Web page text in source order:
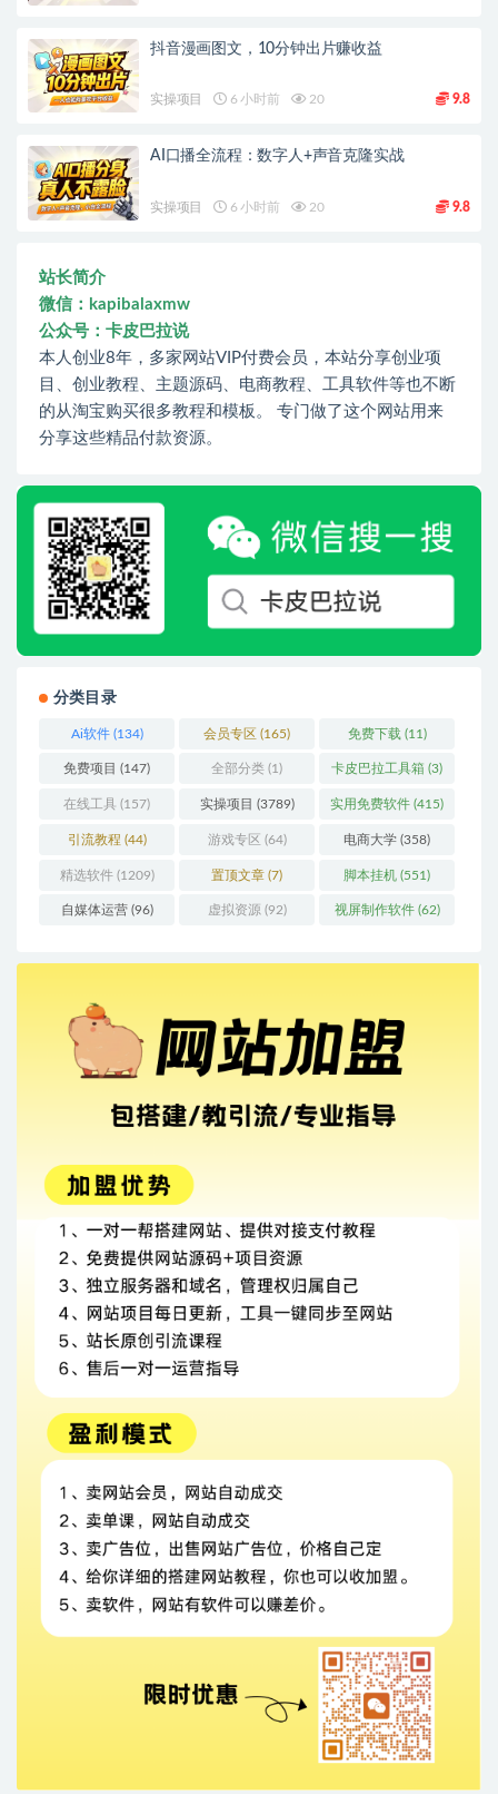
抖音漫画图文，10分钟出片赚收益
实操项目 6 小时前 20 9.8
AI口播全流程：数字人+声音克隆实战
实操项目 6 小时前 20 9.8
站长简介
微信：kapibalaxmw
公众号：卡皮巴拉说
本人创业8年，多家网站VIP付费会员，本站分享创业项
目、创业教程、主题源码、电商教程、工具软件等也不断
的从淘宝购买很多教程和模板。 专门做了这个网站用来
分享这些精品付款资源。
分类目录
Ai软件(134) 会员专区 (165) 免费下载 (11)
免费项目 (147) 全部分类 (1) 卡皮巴拉工具箱 (3)
在线工具 (157) 实操项目 (3789) 实用免费软件 (415)
引流教程 (44) 游戏专区 (64) 电商大学 (358)
精选软件(1209) 置顶文章 (7) 脚本挂机 (551)
自媒体运营(96) 虚拟资源(92) 视屏制作软件(62)